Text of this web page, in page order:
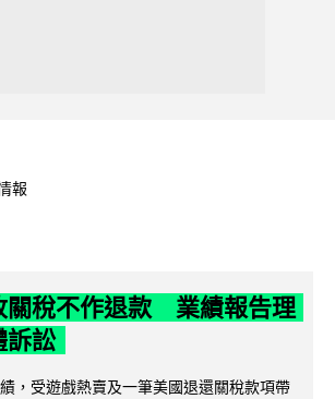
報
關稅不作退款 業績報告理
訴訟
，受遊戲熱賣及一筆美國退還關稅款項帶